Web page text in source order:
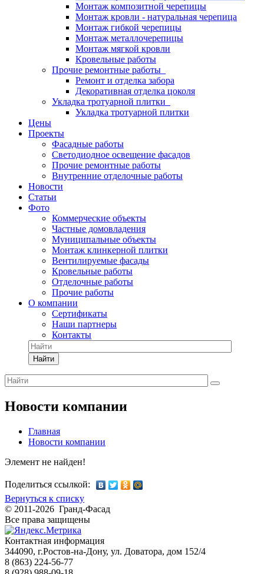
Монтаж композитной черепицы
Монтаж кровли - натуральная черепица
Монтаж гибкой черепицы
Монтаж металлочерепицы
Монтаж мягкой кровли
Кровельные работы
Прочие ремонтные работы
Ремонт и отделка забора
Декоративная отделка цоколя
Укладка тротуарной плитки
Укладка тротуарной плитки
Цены
Проекты
Фасадные работы
Светодиодное освещение фасадов
Прочие ремонтные работы
Внутренние отделочные работы
Новости
Статьи
Фото
Коммерческие объекты
Частные домовладения
Муниципальные объекты
Монтаж клинкерной плитки
Вентилируемые фасады
Кровельные работы
Отделочные работы
Прочие работы
О компании
Сертификаты
Наши партнеры
Контакты
Найти
Новости компании
Главная
Новости компании
Элемент не найден!
Поделиться ссылкой:
Вернуться к списку
© 2011-2026 Гранд-Фасад
Все права защищены
Контактная информация
344090, г.Ростов-на-Дону, ул. Доватора, дом 152/4
8 (863) 224-56-77